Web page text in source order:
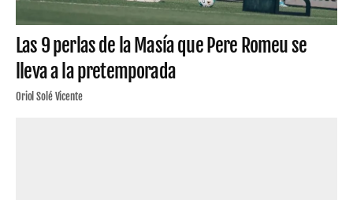
Las 9 perlas de la Masía que Pere Romeu se
lleva a la pretemporada
Oriol Solé Vicente